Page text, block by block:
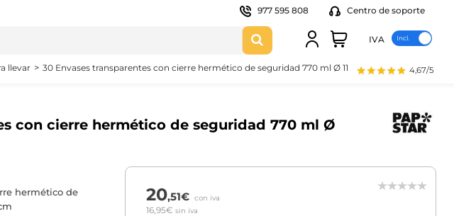
977 595 808 Centro de soporte
IVA
4,67/5
llevar 30 Envases transparentes con cierre hermético de seguridad 770 ml Ø 11,8 cm · 11,3 cm
con cierre hermético de seguridad 770 ml Ø
hermético de
20,51€ con iva
16,95€ sin iva